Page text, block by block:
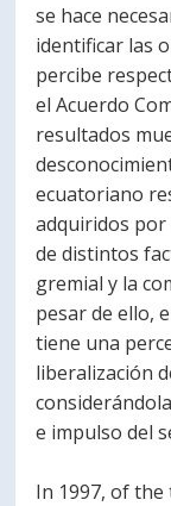
se hace
identificar las
percibe
el Acuerdo
resultados
ecuatoriano
adquiridos por
de distintos
gremial y la
pesar de ello,
tiene una
liberalización
e impulso del
In 1997, of